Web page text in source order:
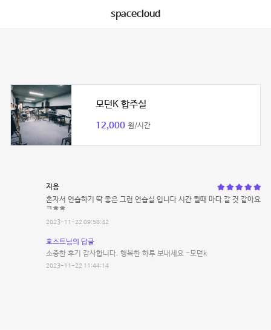
spacecloud
모던K 합주실
12,000 원/시간
지응
혼자서 연습하기 딱 좋은 그런 연습실 입니다 시간 될때 마다 갈 것 같아요
ㅋㅎㅎ
2023-11-22 09:58:42
호스트님의 답글
소중한 후기 감사합니다. 행복한 하루 보내세요 -모던k
2023-11-22 11:44:14